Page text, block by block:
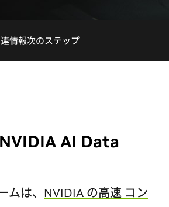
情報次のステップ
AI Data
は、 NVIDIA の高速 コン